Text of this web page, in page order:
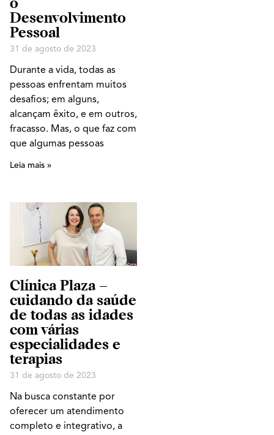
Desenvolvimento
Pessoal
31 de agosto de 2023
Durante a vida, todas as
pessoas enfrentam muitos
desafios; em alguns,
alcançam êxito, e em outros,
fracasso. Mas, o que faz com
que algumas pessoas
Leia mais »
Clínica Plaza –
cuidando da saúde
de todas as idades
com várias
especialidades e
terapias
31 de agosto de 2023
Na busca constante por
oferecer um atendimento
completo e integrativo, a